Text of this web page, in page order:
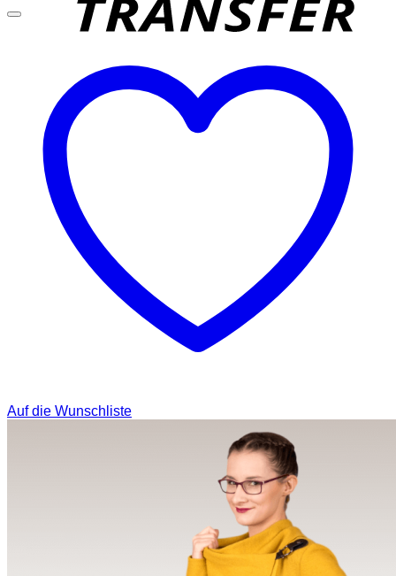
Auf die Wunschliste